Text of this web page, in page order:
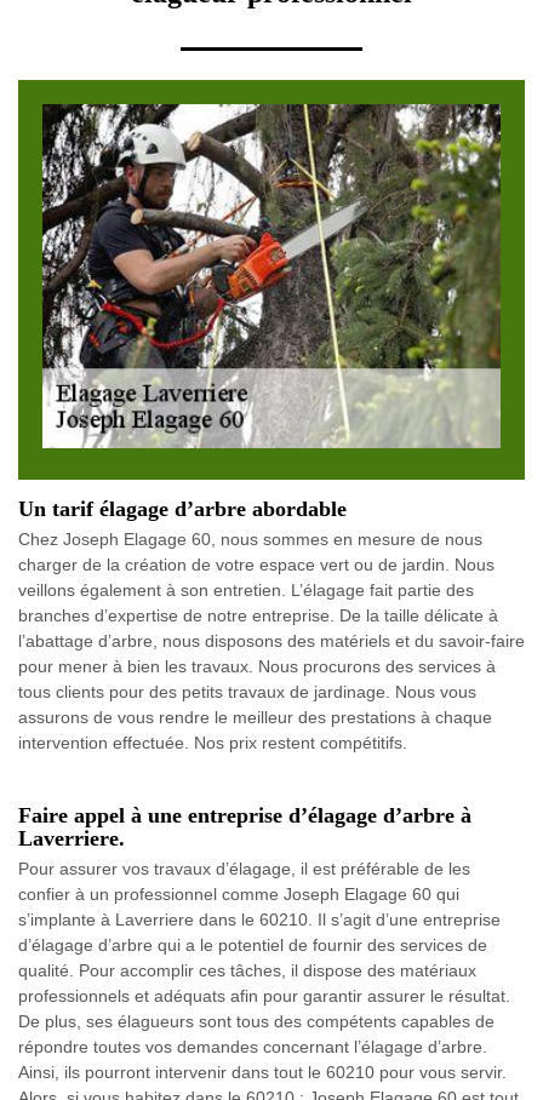
Un tarif élagage d’arbre abordable
Chez Joseph Elagage 60, nous sommes en mesure de nous
charger de la création de votre espace vert ou de jardin. Nous
veillons également à son entretien. L’élagage fait partie des
branches d’expertise de notre entreprise. De la taille délicate à
l’abattage d’arbre, nous disposons des matériels et du savoir-faire
pour mener à bien les travaux. Nous procurons des services à
tous clients pour des petits travaux de jardinage. Nous vous
assurons de vous rendre le meilleur des prestations à chaque
intervention effectuée. Nos prix restent compétitifs.
Faire appel à une entreprise d’élagage d’arbre à
Laverriere.
Pour assurer vos travaux d’élagage, il est préférable de les
confier à un professionnel comme Joseph Elagage 60 qui
s’implante à Laverriere dans le 60210. Il s’agit d’une entreprise
d’élagage d’arbre qui a le potentiel de fournir des services de
qualité. Pour accomplir ces tâches, il dispose des matériaux
professionnels et adéquats afin pour garantir assurer le résultat.
De plus, ses élagueurs sont tous des compétents capables de
répondre toutes vos demandes concernant l’élagage d’arbre.
Ainsi, ils pourront intervenir dans tout le 60210 pour vous servir.